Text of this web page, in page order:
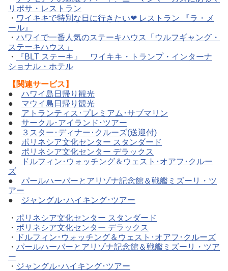
リポサ・レストラン
・ ワイキキで特別な日に行きたい❤ レストラン 『ラ・メ
ール』
・ ハワイで一番人気のステーキハウス「ウルフギャング・
ステーキハウス」
・
『BLT ステーキ』 ワイキキ・トランプ・インターナ
ショナル・ホテル
【関連サービス】
● ハワイ島日帰り観光
● マウイ島日帰り観光
● アトランティス･プレミアム･サブマリン
● サークル･アイランド･ツアー
●
３スター･ディナー･クルーズ(送迎付)
● ポリネシア文化センター スタンダード
● ポリネシア文化センター デラックス
●
ドルフィン･ウォッチング＆ウェスト･オアフ･クルー
ズ
● パールハーバーとアリゾナ記念館＆戦艦ミズーリ・ツ
アー
●
ジャングル･ハイキング･ツアー
・ ポリネシア文化センター スタンダード
・ ポリネシア文化センター デラックス
・
ドルフィン･ウォッチング＆ウェスト･オアフ･クルーズ
・ パールハーバーとアリゾナ記念館＆戦艦ミズーリ・ツア
ー
・ ジャングル･ハイキング･ツアー